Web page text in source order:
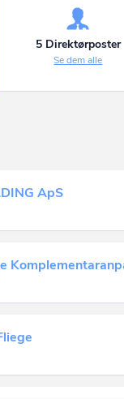
5 Direktørposter
Se dem alle
ApS